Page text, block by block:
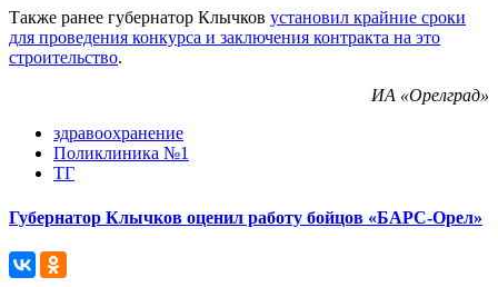
Также ранее губернатор Клычков установил крайние сроки
для проведения конкурса и заключения контракта на это
строительство.
ИА «Орелград»
здравоохранение
Поликлиника №1
ТГ
Губернатор Клычков оценил работу бойцов «БАРС-Орел»